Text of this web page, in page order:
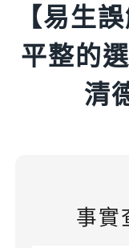
【易生
平整的
清
事實